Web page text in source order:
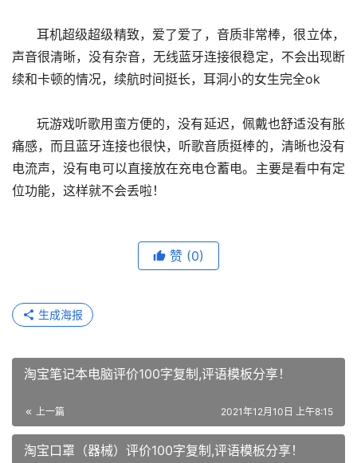
声音很清晰，没有杂音，无线蓝牙连接很稳定，不会出现断
续和卡顿的情况，续航时间挺长，耳洞小的女生完全ok
痛感，而且蓝牙连接也很快，听歌音质挺棒的，清晰也没有
电流声，没有电可以直接放在充电仓蓄电。主要是看中有定
位功能，这样就不会丢啦！
赞 (0)
生成海报
淘宝笔记本电脑评价100字复制,评语模板分享！
上一篇 2021年12月10日 上午8:15
淘宝口罩（器械）评价100字复制,评语模板分享！